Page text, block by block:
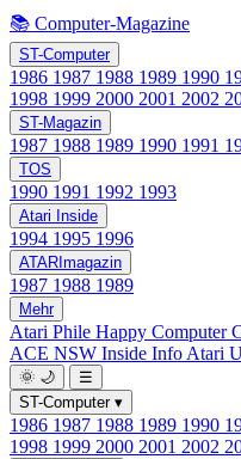
📚 Computer-Magazine
ST-Computer
1986 1987 1988 1989 1990
1998 1999 2000 2001 2002
ST-Magazin
1987 1988 1989 1990 1991
TOS
1990 1991 1992 1993
Atari Inside
1994 1995 1996
ATARImagazin
1987 1988 1989
Mehr
Atari Phile Happy Computer
ACE NSW Inside Info Atari
🌞 🌙
☰
ST-Computer ▾
1986 1987 1988 1989 1990
1998 1999 2000 2001 2002